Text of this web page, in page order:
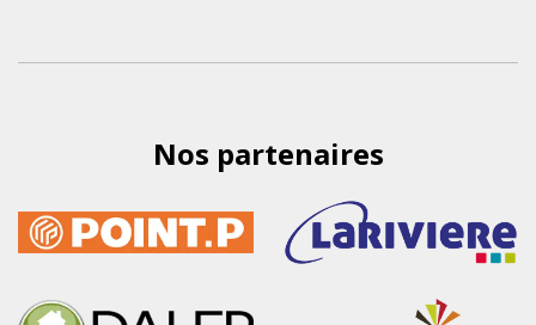
Nos partenaires